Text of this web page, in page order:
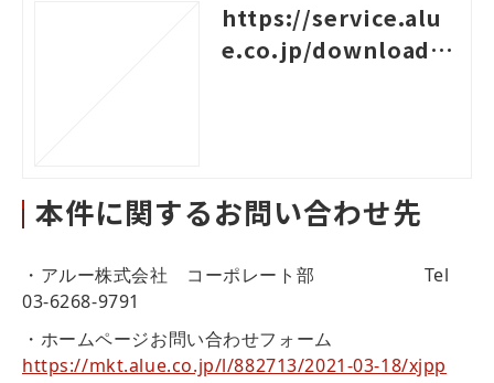
https://service.alu
e.co.jp/download/4
本件に関するお問い合わせ先
・アルー株式会社 コーポレート部 Tel
03-6268-9791
・ホームページお問い合わせフォーム
https://mkt.alue.co.jp/l/882713/2021-03-18/xjpp